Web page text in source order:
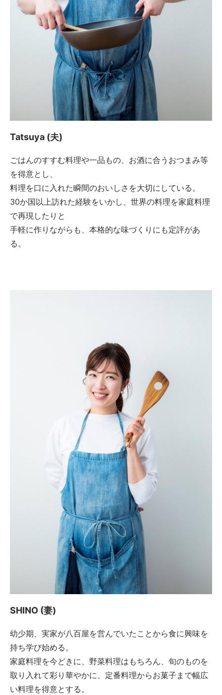
Tatsuya (夫)
ごはんのすすむ料理や一品もの、お酒に合うおつまみ等
を得意とし、
料理を口に入れた瞬間のおいしさを大切にしている。
30か国以上訪れた経験をいかし、世界の料理を家庭料理
で再現したりと
手軽に作りながらも、本格的な味づくりにも定評があ
る。
SHINO (妻)
幼少期、実家が八百屋を営んでいたことから食に興味を
持ち学び始める。
家庭料理を今どきに、野菜料理はもちろん、旬のものを
取り入れて彩り華やかに、定番料理からお菓子まで幅広
い料理を得意とする。